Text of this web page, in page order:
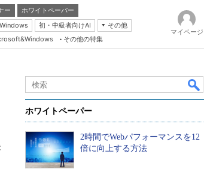
ー
ホワイトペーパー
Windows 初・中級者向けAI
その他
& Storage
Expert
その他の特集
マイページ
ホワイトペーパー
2時間でWebパフォーマンスを12
倍に向上する方法